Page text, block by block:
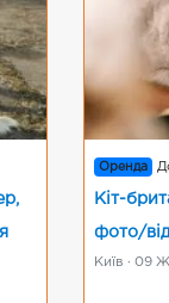
Оренда
Кіт-
фото/
Київ · 09